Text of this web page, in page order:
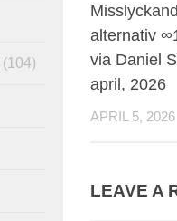
alternativ
via Daniel
april, 2026
APRIL 5, 2026
LEAVE A
(104)